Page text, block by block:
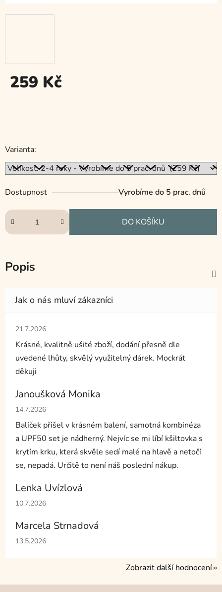
259 Kč
Varianta:
Dostupnost Vyrobíme do 5 prac. dnů
DO KOŠÍKU
Popis
Hodnocení obchodu je 5 z 5 hvězdiček.
21.7.2026
Krásné, kvalitně ušité zboží, dodání přesně dle
uvedené lhůty, skvělý využitelný dárek. Mockrát
děkuji
Janoušková Monika
Hodnocení obchodu je 5 z 5 hvězdiček.
14.7.2026
Balíček přišel v krásném balení, samotná kombinéza
a UPF50 set je nádherný. Nejvíc se mi líbí kšiltovka s
krytím krku, která skvěle sedí malé na hlavě a netočí
se, nepadá. Určitě to není náš poslední nákup.
Lenka Uvízlová
Hodnocení obchodu je 5 z 5 hvězdiček.
10.7.2026
Marcela Strnadová
Hodnocení obchodu je 5 z 5 hvězdiček.
13.5.2026
Zobrazit další hodnocení